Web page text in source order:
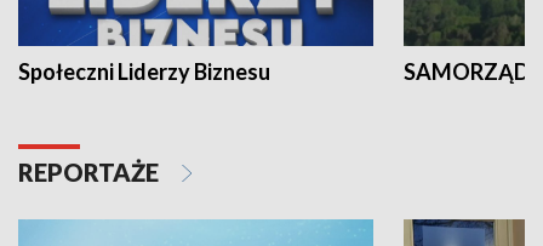
Społeczni Liderzy Biznesu SAMORZĄD
REPORTAŻE